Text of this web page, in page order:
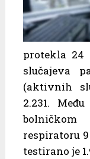
protekla 24
slučajeva
(aktivnih
2.231.
respiratoru
testirano je